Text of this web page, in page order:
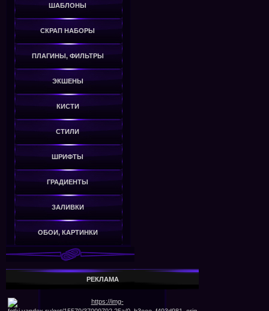
ШАБЛОНЫ
СКРАП НАБОРЫ
ПЛАГИНЫ, ФИЛЬТРЫ
ЭКШЕНЫ
КИСТИ
СТИЛИ
ШРИФТЫ
ГРАДИЕНТЫ
ЗАЛИВКИ
ОБОИ, КАРТИНКИ
РЕКЛАМА